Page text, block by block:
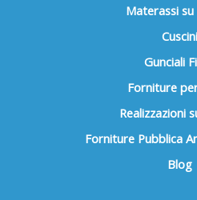
Materassi
Cuscini
Gunciali
Forniture
Realizzazioni
Forniture Pubblica
Blog